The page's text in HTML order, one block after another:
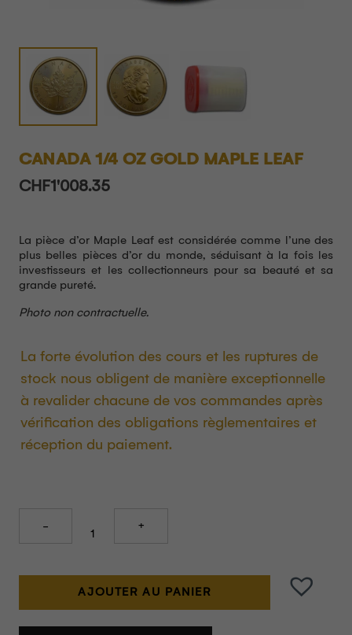
CANADA 1/4 OZ GOLD MAPLE LEAF
CHF1'008.35
La pièce d’or Maple Leaf est considérée comme l’une des
plus belles pièces d’or du monde, séduisant à la fois les
investisseurs et les collectionneurs pour sa beauté et sa
grande pureté.
Photo non contractuelle.
La forte évolution des cours et les ruptures de
stock nous obligent de manière exceptionnelle
à revalider chacune de vos commandes après
vérification des obligations règlementaires et
réception du paiement.
AJOUTER AU PANIER